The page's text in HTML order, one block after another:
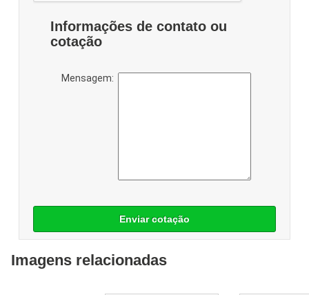
Informações de contato ou
cotação
Mensagem:
Enviar cotação
Imagens relacionadas